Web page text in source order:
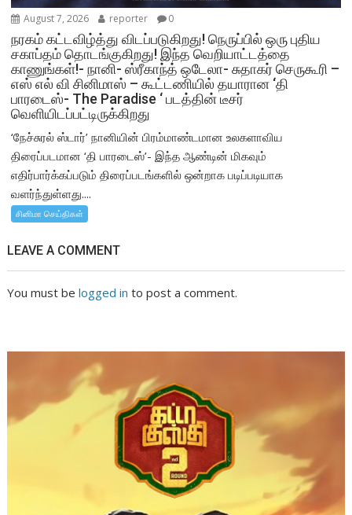
August 7, 2026 reporter 0
நரகம் கட்டவிழ்த்து விடப்படுகிறது! நெருப்பில் ஒரு புதிய
சகாப்தம் தொடங்குகிறது! இந்த வெறியாட்டத்தை
காணுங்கள்!- நானி- ஸ்ரீகாந்த் ஒடேலா- சுதாகர் செருகூரி –
எஸ் எல் வி சினிமாஸ் – கூட்டணியில் தயாரான ‘தி
பாரடைஸ்- The Paradise ‘ படத்தின் டீசர்
வெளியிடப்பட்டிருக்கிறது
‘நேச்சுரல் ஸ்டார்’ நானியின் பிரம்மாண்டமான உலகளாவிய
திரைப்படமான ‘தி பாரடைஸ்’- இந்த ஆண்டின் மிகவும்
எதிர்பார்க்கப்படும் திரைப்படங்களில் ஒன்றாக படிப்படியாக
வளர்ந்துள்ளது....
சினிமா செய்திகள்
LEAVE A COMMENT
You must belogged in to post a comment.